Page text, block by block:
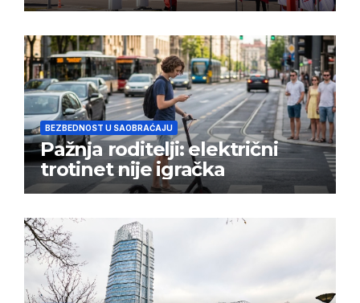
BEZBEDNOST U SAOBRAĆAJU
Pažnja roditelji: električni
trotinet nije igračka